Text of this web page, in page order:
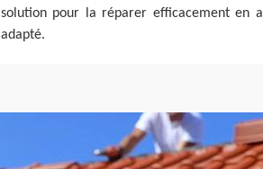
solution pour la réparer efficacement en
adapté.